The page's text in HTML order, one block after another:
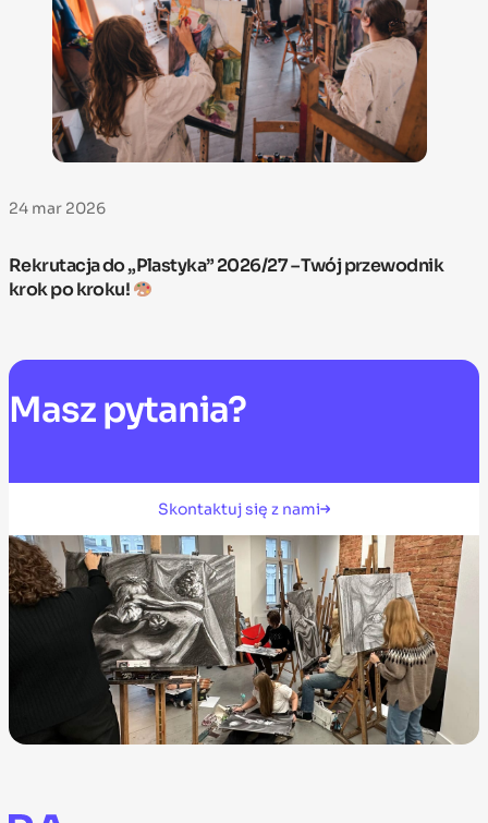
24 mar 2026
Rekrutacja do „Plastyka” 2026/27 – Twój przewodnik
krok po kroku!
Masz pytania?
Skontaktuj się z nami